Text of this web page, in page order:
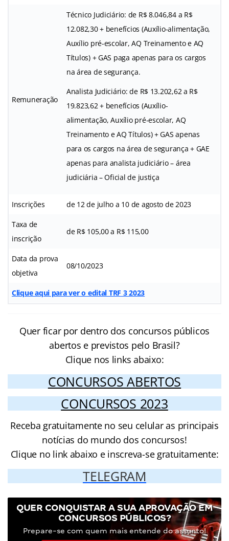
Remuneração
Técnico Judiciário: de R$ 8.046,84 a R$
12.082,30 + benefícios (Auxílio-alimentação,
Auxílio pré-escolar, AQ Treinamento e AQ
Títulos) + GAS paga apenas para os cargos
na área de segurança.
Analista Judiciário: de R$ 13.202,62 a R$
19.823,62 + benefícios (Auxílio-
alimentação, Auxílio pré-escolar, AQ
Treinamento e AQ Títulos) + GAS apenas
para os cargos na área de segurança + GAE
apenas para analista judiciário – área
judiciária – Oficial de justiça
Inscrições de 12 de julho a 10 de agosto de 2023
Taxa de
inscrição
de R$ 105,00 a R$ 115,00
Data da prova
objetiva
08/10/2023
Clique aqui para ver o edital TRF 3 2023
Quer ficar por dentro dos concursos públicos
abertos e previstos pelo Brasil?
Clique nos links abaixo:
CONCURSOS ABERTOS
CONCURSOS 2023
Receba gratuitamente no seu celular as principais
notícias do mundo dos concursos!
Clique no link abaixo e inscreva-se gratuitamente:
TELEGRAM
QUER CONQUISTAR A SUA APROVAÇÃO EM
CONCURSOS PÚBLICOS?
Prepare-se com quem mais entende do assunto!